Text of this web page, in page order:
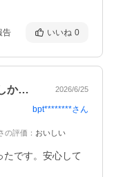
告 いいね 0
粒も整っていて、色もよく、美味しかった… 2026/6/25
bpt********さん
の評価 ： おいしい
です。安心して